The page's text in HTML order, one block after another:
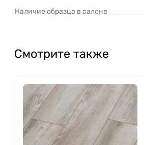
Наличие образца в салоне
Смотрите также